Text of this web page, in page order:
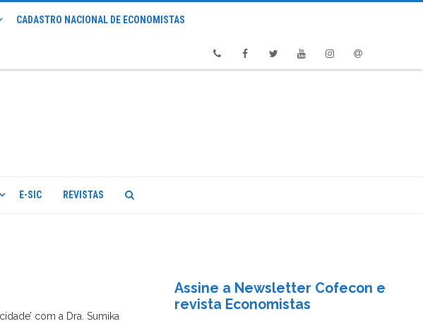
CADASTRO NACIONAL DE ECONOMISTAS
E-SIC REVISTAS
com a Dra. Sumika
Assine a Newsletter Cofecon e
revista Economistas